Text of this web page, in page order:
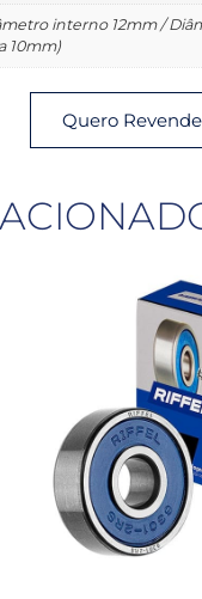
interno 12mm /
10mm)
Quero